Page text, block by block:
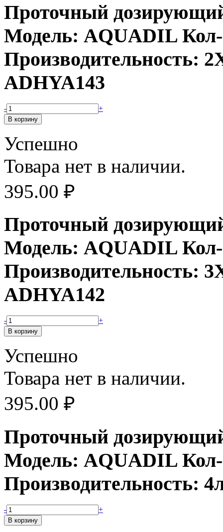
Проточный
Модель: AQUADIL Кол-
Производительность:
ADHYA143
- +
Успешно
Товара нет в наличии.
395.00 ₽
Проточный
Модель: AQUADIL Кол-
Производительность:
ADHYA142
- +
Успешно
Товара нет в наличии.
395.00 ₽
Проточный
Модель: AQUADIL Кол-
Производительность:
- +